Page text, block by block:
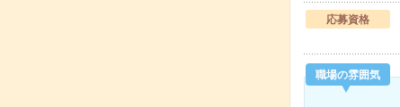
応募資格
職場の雰囲気